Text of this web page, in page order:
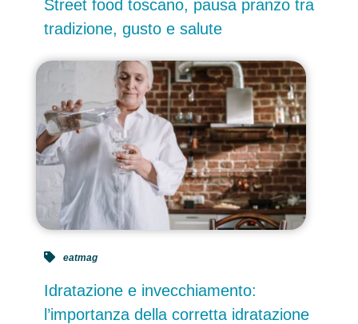
Street food toscano, pausa pranzo tra
tradizione, gusto e salute
Idratazione e invecchiamento:
l’importanza della corretta idratazione
eatmag